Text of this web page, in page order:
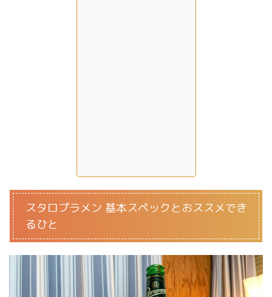
スタロプラメン 基本スペックとおススメでき
るひと